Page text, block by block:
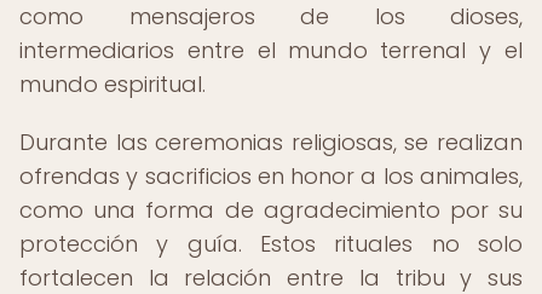
como mensajeros de los dioses,
intermediarios entre el mundo terrenal y el
mundo espiritual.
Durante las ceremonias religiosas, se realizan
ofrendas y sacrificios en honor a los animales,
como una forma de agradecimiento por su
protección y guía. Estos rituales no solo
fortalecen la relación entre la tribu y sus